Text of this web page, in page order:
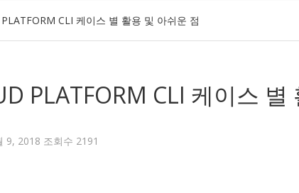
CLI 케이스 별 활용 및 아쉬운 점
PLATFORM CLI 케이스
9, 2018 조회수 2191